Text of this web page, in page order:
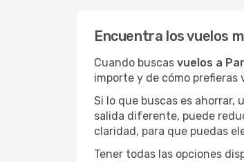
Encuentra los vuelos
Cuando buscas vuelos a
importe y de cómo
Si lo que buscas es
salida diferente, puede
claridad, para que puedas
Tener todas las opciones